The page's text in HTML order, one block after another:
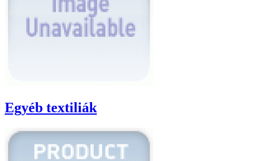
Egyéb textiliák